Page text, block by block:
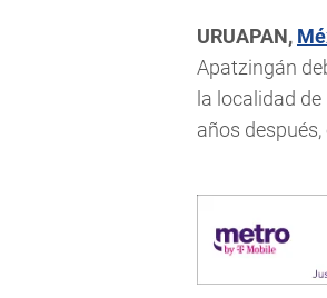
URUAPAN,
Apatzingán
la localidad
años